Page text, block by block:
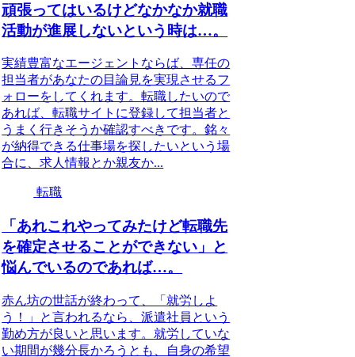
頑張ってはいるけどなかなか就職
活動が進展しないという時は…。
実績豊富なエージェントならば、専任の
担当者があなたの目論見を実現させるフ
ォローをしてくれます。転職したいので
あれば、転職サイトに登録して担当者と
うまく行きそうか確認すべきです。銘々
が納得できる仕事場を探したいという場
合に、求人情報とか親友か...
転職
「あれこれやってみたけど転職先
を確定させることができない」と
悩んでいるのであれば…。
赤ん坊の世話が終わって、「就労しよ
う！」と言われるなら、派遣社員という
勤め方が良いと思います。就労していな
い期間が幾分長かろうとも、自身の希望